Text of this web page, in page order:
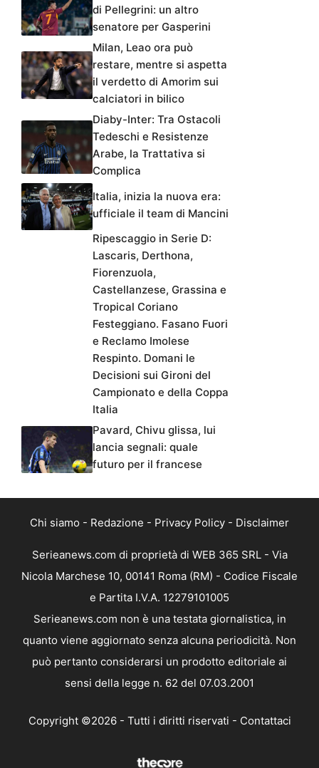
di Pellegrini: un altro
senatore per Gasperini
Milan, Leao ora può
restare, mentre si aspetta
il verdetto di Amorim sui
calciatori in bilico
Diaby-Inter: Tra Ostacoli
Tedeschi e Resistenze
Arabe, la Trattativa si
Complica
Italia, inizia la nuova era:
ufficiale il team di Mancini
Ripescaggio in Serie D:
Lascaris, Derthona,
Fiorenzuola,
Castellanzese, Grassina e
Tropical Coriano
Festeggiano. Fasano Fuori
e Reclamo Imolese
Respinto. Domani le
Decisioni sui Gironi del
Campionato e della Coppa
Italia
Pavard, Chivu glissa, lui
lancia segnali: quale
futuro per il francese
Chi siamo - Redazione - Privacy Policy - Disclaimer
Serieanews.com di proprietà di WEB 365 SRL - Via
Nicola Marchese 10, 00141 Roma (RM) - Codice Fiscale
e Partita I.V.A. 12279101005
Serieanews.com non è una testata giornalistica, in
quanto viene aggiornato senza alcuna periodicità. Non
può pertanto considerarsi un prodotto editoriale ai
sensi della legge n. 62 del 07.03.2001
Copyright ©2026 - Tutti i diritti riservati - Contattaci